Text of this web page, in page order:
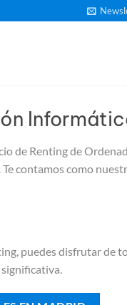
de Renting de
contamos como
puedes disfrutar de